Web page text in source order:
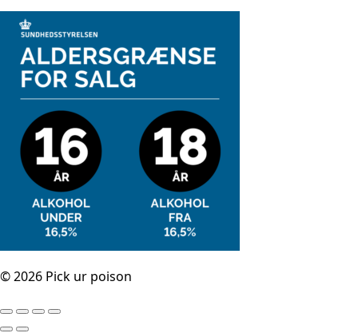
© 2026 Pick ur poison